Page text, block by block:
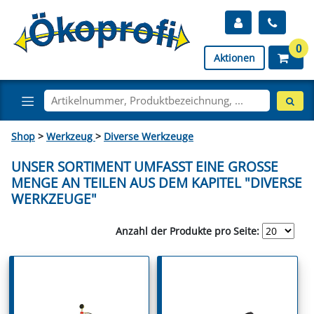
Aktionen
0
Shop > Werkzeug > Diverse Werkzeuge
UNSER SORTIMENT UMFASST EINE GROSSE M
ENGE AN TEILEN AUS DEM KAPITEL "DIVERSE W
ERKZEUGE"
Anzahl der Produkte pro Seite: